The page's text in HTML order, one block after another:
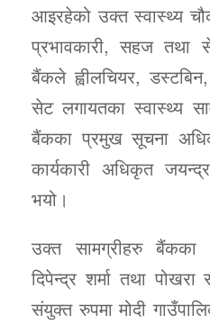
आइरहेको उक्त स्वास्थ्य
प्रभावकारी, सहज तथा
बैंकले ह्वीलचियर,
सेट लगायतका स्वास्थ्य
बैंकका प्रमुख सूचना
कार्यकारी अधिकृत
भयो।
उक्त सामग्रीहरु बैंकका
दिपेन्द्र शर्मा तथा
संयुक्त रुपमा मोदी